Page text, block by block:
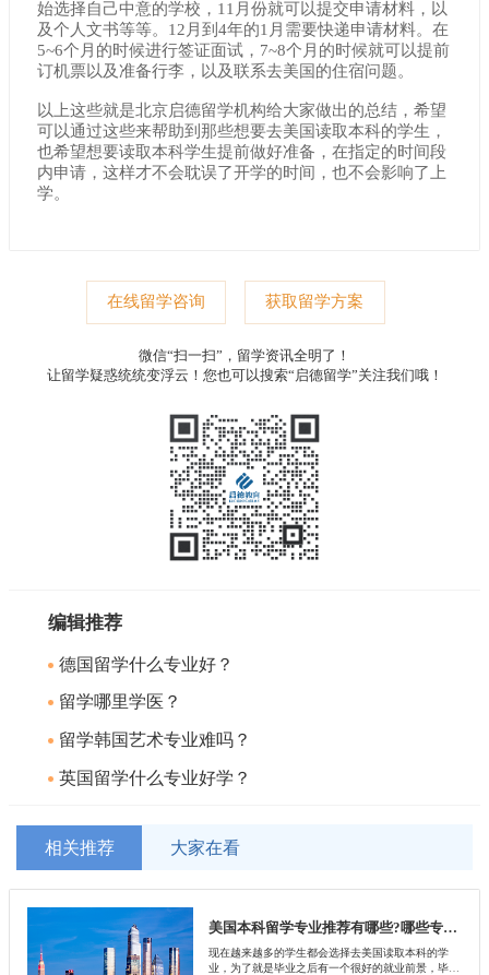
始选择自己中意的学校，11月份就可以提交申请材料，以
及个人文书等等。12月到4年的1月需要快递申请材料。在
5~6个月的时候进行签证面试，7~8个月的时候就可以提前
订机票以及准备行李，以及联系去美国的住宿问题。
以上这些就是北京启德留学机构给大家做出的总结，希望
可以通过这些来帮助到那些想要去美国读取本科的学生，
也希望想要读取本科学生提前做好准备，在指定的时间段
内申请，这样才不会耽误了开学的时间，也不会影响了上
学。
在线留学咨询 获取留学方案
微信“扫一扫”，留学资讯全明了！
让留学疑惑统统变浮云！您也可以搜索“启德留学”关注我们哦！
编辑推荐
德国留学什么专业好？
留学哪里学医？
留学韩国艺术专业难吗？
英国留学什么专业好学？
相关推荐 大家在看
美国本科留学专业推荐有哪些?哪些专业好就业?
现在越来越多的学生都会选择去美国读取本科的学
业，为了就是毕业之后有一个很好的就业前景，毕竟